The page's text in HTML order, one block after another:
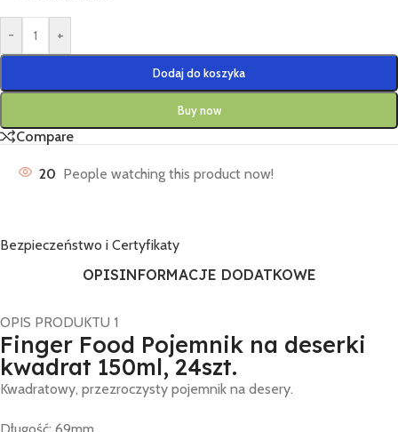
- +
Dodaj do koszyka
Buy now
Compare
20 People watching this product now!
Bezpieczeństwo i Certyfikaty
OPISINFORMACJE DODATKOWE
OPIS PRODUKTU 1
Finger Food Pojemnik na deserki
kwadrat 150ml, 24szt.
Kwadratowy, przezroczysty pojemnik na desery.